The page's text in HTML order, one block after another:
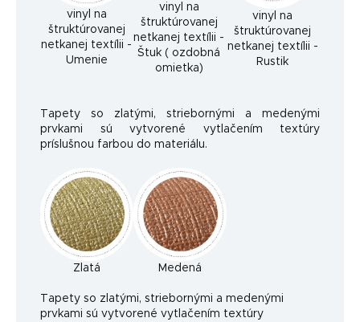
vinyl na
štruktúrovanej
netkanej textílii -
Umenie
vinyl na
štruktúrovanej
netkanej textílii -
Štuk ( ozdobná
omietka)
vinyl na
štruktúrovanej
netkanej textílii -
Rustik
Tapety so zlatými, striebornými a medenými
prvkami sú vytvorené vytlačením textúry
príslušnou farbou do materiálu.
Zlatá Medená
Tapety so zlatými, striebornými a medenými
prvkami sú vytvorené vytlačením textúry